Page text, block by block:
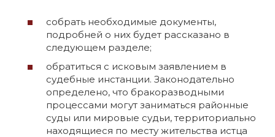
собрать необходимые документы,
подробней о них будет рассказано в
следующем разделе;
обратиться с исковым заявлением в
судебные инстанции. Законодательно
определено, что бракоразводными
процессами могут заниматься районные
суды или мировые судьи, территориально
находящиеся по месту жительства истца